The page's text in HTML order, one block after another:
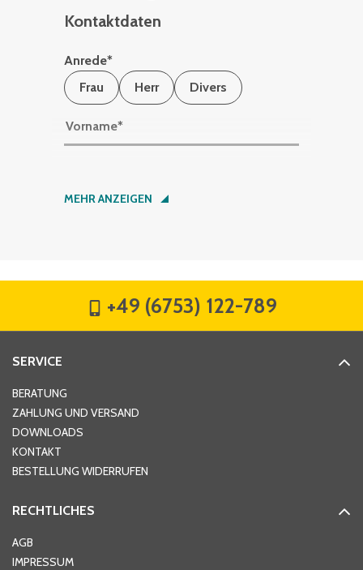
Kontaktdaten
Anrede*
Frau
Herr Divers
Vorname*
Nachname*
Hausnummer
Ort*
MEHR ANZEIGEN
+49 (6753) 122-789
SERVICE
BERATUNG
ZAHLUNG UND VERSAND
DOWNLOADS
KONTAKT
BESTELLUNG WIDERRUFEN
RECHTLICHES
AGB
IMPRESSUM